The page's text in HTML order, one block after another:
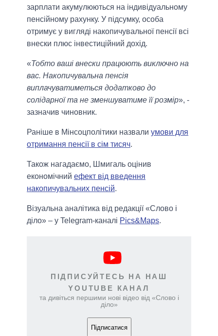
зарплати акумулюються на індивідуальному
пенсійному рахунку. У підсумку, особа
отримує у вигляді накопичувальної пенсії всі
внески плюс інвестиційний дохід.
«Тобто ваші внески працюють виключно на
вас. Накопичувальна пенсія
виплачуватиметься додатково до
солідарної та не зменшуватиме її розмір», -
зазначив чиновник.
Раніше в Мінсоцполітики назвали умови для
отримання пенсії в сім тисяч.
Також нагадаємо, Шмигаль оцінив
економічний ефект від введення
накопичувальних пенсій.
Візуальна аналітика від редакції «Слово і
діло» – у Telegram-каналі Pics&Maps.
ПІДПИСУЙТЕСЬ НА НАШ
YOUTUBE КАНАЛ
та дивіться першими нові відео від «Слово і
діло»
Підписатися